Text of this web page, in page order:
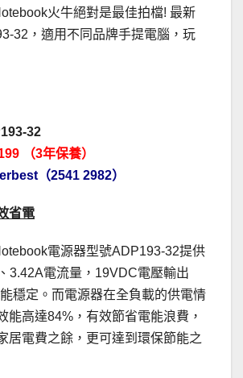
火牛絕對是最佳拍檔! 最新
32，適用不同品牌手提電腦，玩
32
（3年保養）
（2541 2982）
省電
電源器型號ADP193-32提供
3.42A電流量，19VDC電壓輸出
穩定。而電源器在全負載的供電情
能高達84%，有效節省電能浪費，
居電費之餘，更可達到環保節能之